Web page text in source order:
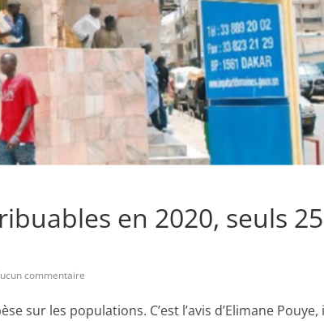
en 2020, seuls
commentaire
sur les populations. C’est l’avis d’Elimane